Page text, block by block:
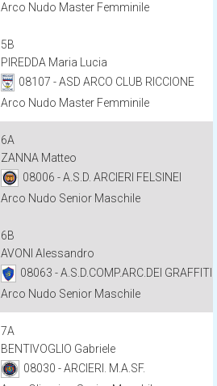
Arco Nudo Master Femminile
5B
PIREDDA Maria Lucia
08107 - ASD ARCO CLUB RICCIONE
Arco Nudo Master Femminile
6A
ZANNA Matteo
08006 - A.S.D. ARCIERI FELSINEI
Arco Nudo Senior Maschile
6B
AVONI Alessandro
08063 - A.S.D.COMP.ARC.DEI GRAFFITI
Arco Nudo Senior Maschile
7A
BENTIVOGLIO Gabriele
08030 - ARCIERI. M.A.SF.